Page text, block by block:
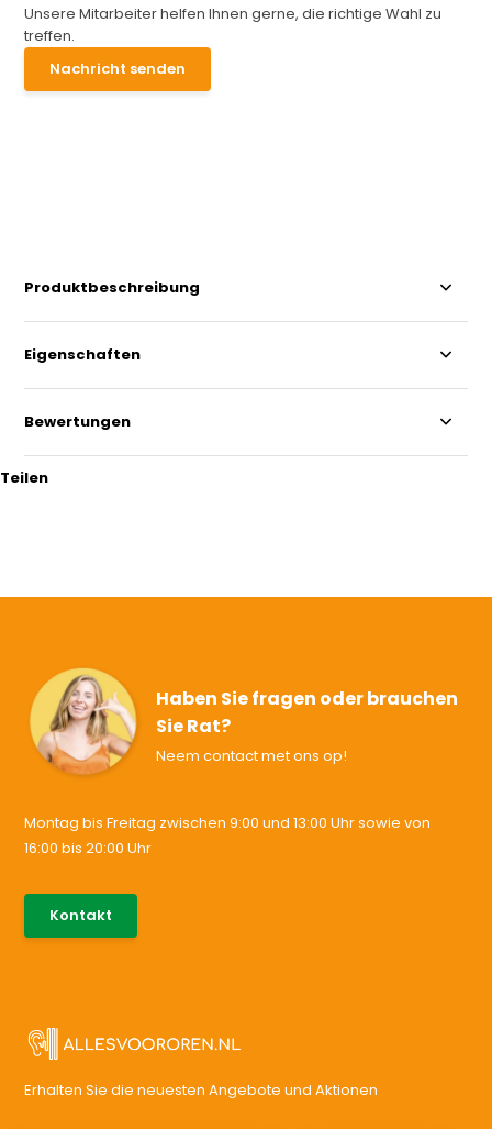
Unsere Mitarbeiter helfen Ihnen gerne, die richtige Wahl zu
treffen.
Nachricht senden
Produktbeschreibung
Eigenschaften
Bewertungen
Teilen
Haben Sie fragen oder brauchen
Sie Rat?
Neem contact met ons op!
Montag bis Freitag zwischen 9:00 und 13:00 Uhr sowie von
16:00 bis 20:00 Uhr
Kontakt
Erhalten Sie die neuesten Angebote und Aktionen